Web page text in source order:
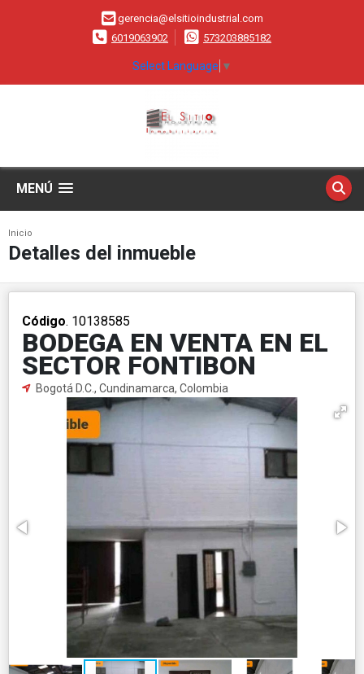
gerencia@elsitioindustrial.com
6019063902
573203885182
Select Language ▼
MENÚ
Inicio
Detalles del inmueble
Código. 10138585
BODEGA EN VENTA EN EL
SECTOR FONTIBON
Bogotá D.C., Cundinamarca, Colombia